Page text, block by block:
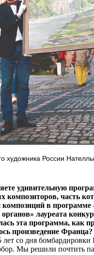
художника России
удивительную
композиторов, часть
композиций в
лауреата
эта программа,
произведение Франца?
со дня бомбардировки
Мы решили почтить